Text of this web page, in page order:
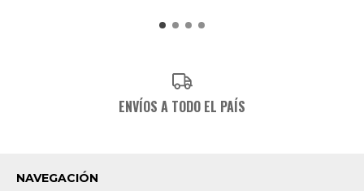
ENVÍOS A TODO EL PAÍS
NAVEGACIÓN